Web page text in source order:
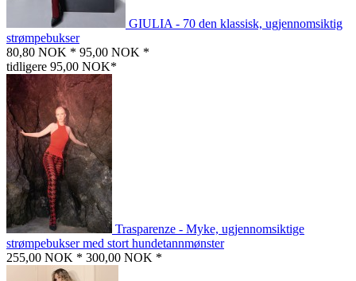
GIULIA - 70 den klassisk, ugjennomsiktig
strømpebukser
80,80 NOK * 95,00 NOK *
tidligere 95,00 NOK*
Trasparenze - Myke, ugjennomsiktige
strømpebukser med stort hundetannmønster
255,00 NOK * 300,00 NOK *